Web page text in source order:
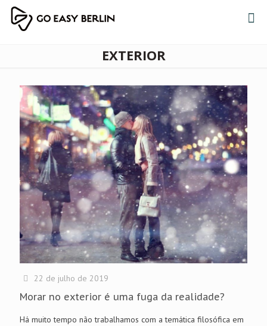
EXTERIOR
22 de julho de 2019
Morar no exterior é uma fuga da realidade?
Há muito tempo não trabalhamos com a temática filosófica em